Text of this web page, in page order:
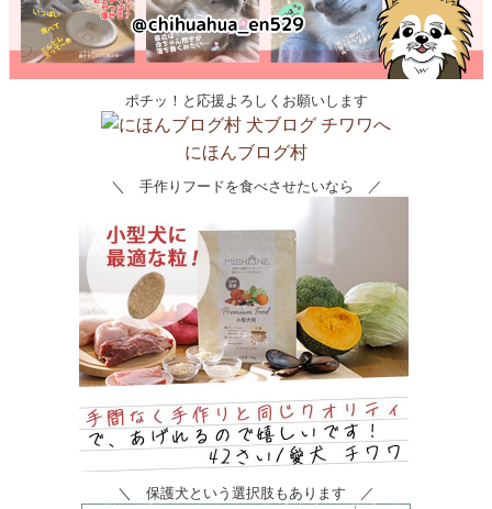
ポチッ！と応援よろしくお願いします
にほんブログ村
＼ 手作りフードを食べさせたいなら ／
＼ 保護犬という選択肢もあります ／